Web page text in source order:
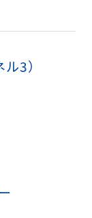
3）